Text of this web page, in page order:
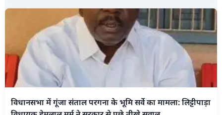
विधानसभा में गूंजा संताल परगना के भूमि सर्वे का मामला: लिट्टीपाड़ा